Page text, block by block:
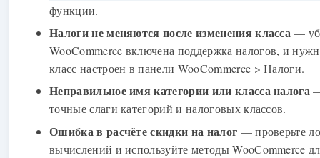
функции.
Налоги не меняются после изменения класса—
WooCommerce включена поддержка налогов, и
класс настроен в панели WooCommerce > Налоги.
Неправильное имя категории или класса налога
точные слаги категорий и налоговых классов.
Ошибка в расчёте скидки на налог — проверьте
вычислений и используйте методы WooCommerce